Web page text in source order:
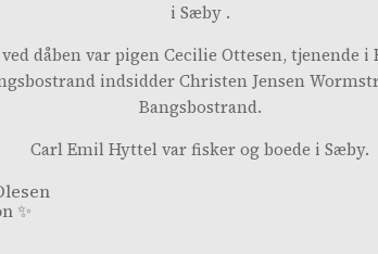
i Sæby .
dåben var pigen Cecilie Ottesen,
indsidder Christen Jensen
Bangsbostrand.
Carl Emil Hyttel var fisker og boede i Sæby.
✨